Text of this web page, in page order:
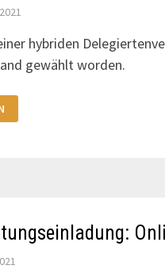
hybriden
gewählt worden.